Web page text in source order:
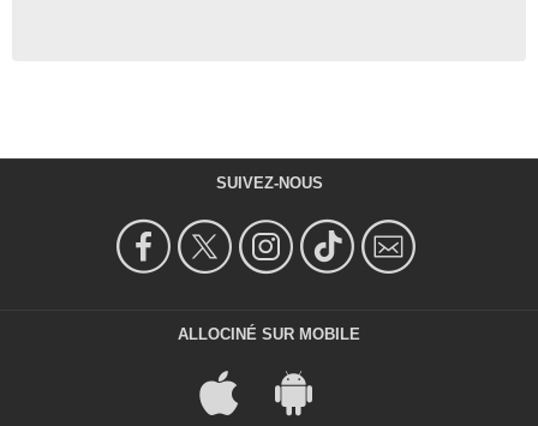
SUIVEZ-NOUS
ALLOCINÉ SUR MOBILE